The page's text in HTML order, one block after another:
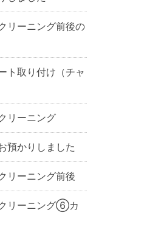
リーニング前後の
ト取り付け（チャ
リーニング
預かりしました
リーニング前後
リーニング⑥カ